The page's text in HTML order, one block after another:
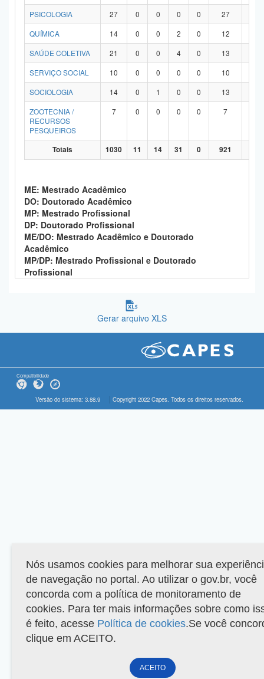
PSICOLOGIA 27 0 0 0 0 27
QUÍMICA
14 0 0 2 0 12
SAÚDE COLETIVA
21 0 0 4 0 13
SERVIÇO SOCIAL
10 0 0 0 0 10
SOCIOLOGIA
14 0 1 0 0 13
ZOOTECNIA /
RECURSOS
PESQUEIROS
7 0 0 0 0 7
Totais 1030 11 14 31 0 921
ME: Mestrado Acadêmico
DO: Doutorado Acadêmico
MP: Mestrado Profissional
DP: Doutorado Profissional
ME/DO: Mestrado Acadêmico e Doutorado
Acadêmico
MP/DP: Mestrado Profissional e Doutorado
Profissional
Gerar arquivo XLS
Compatibilidade
Versão do sistema: 3.88.9 Copyright 2022 Capes. Todos os direitos reservados.
Nós usamos cookies para melhorar sua
de navegação no portal. Ao utilizar o gov.br, você
concorda com a política de monitoramento de
cookies. Para ter mais informações sobre como
é feito, acesse Política de cookies.Se você
clique em ACEITO.
ACEITO